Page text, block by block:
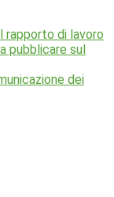
rapporto di lavoro
pubblicare sul
dei